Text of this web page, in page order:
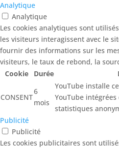
Analytique
Analytique
Les cookies analytiques sont
les visiteurs interagissent avec le
fournir des informations sur les
visiteurs, le taux de rebond, la
Cookie
Durée
CONSENT
6
mois
YouTube installe
YouTube
statistiques
Publicité
Publicité
Les cookies publicitaires sont